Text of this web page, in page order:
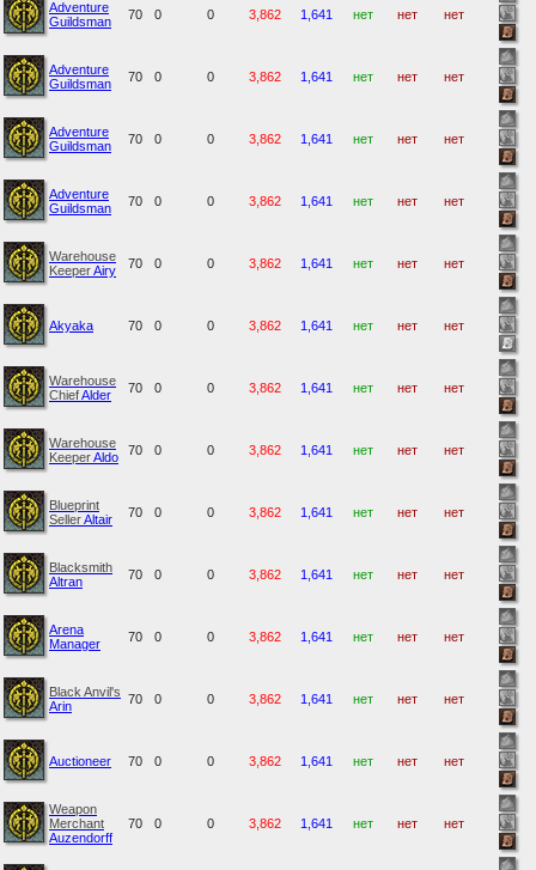
Adventure
Guildsman
70 0 0 3,862 1,641 нет нет нет
Adventure
Guildsman
70 0 0 3,862 1,641 нет нет нет
Adventure
Guildsman
70 0 0 3,862 1,641 нет нет нет
Adventure
Guildsman
70 0 0 3,862 1,641 нет нет нет
Warehouse
KeeperAiry 70 0 0 3,862 1,641 нет нет нет
Akyaka 70 0 0 3,862 1,641 нет нет нет
Warehouse
ChiefAlder 70 0 0 3,862 1,641 нет нет нет
Warehouse
KeeperAldo 70 0 0 3,862 1,641 нет нет нет
Blueprint
SellerAltair 70 0 0 3,862 1,641 нет нет нет
Blacksmith
Altran
70 0 0 3,862 1,641 нет нет нет
Arena
Manager
70 0 0 3,862 1,641 нет нет нет
Black Anvil's
Arin
70 0 0 3,862 1,641 нет нет нет
Auctioneer 70 0 0 3,862 1,641 нет нет нет
Weapon
Merchant
Auzendorff
70 0 0 3,862 1,641 нет нет нет